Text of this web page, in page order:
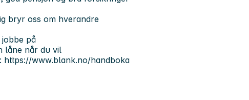
bryr oss om hverandre
på
låne når du vil
https://www.blank.no/handboka